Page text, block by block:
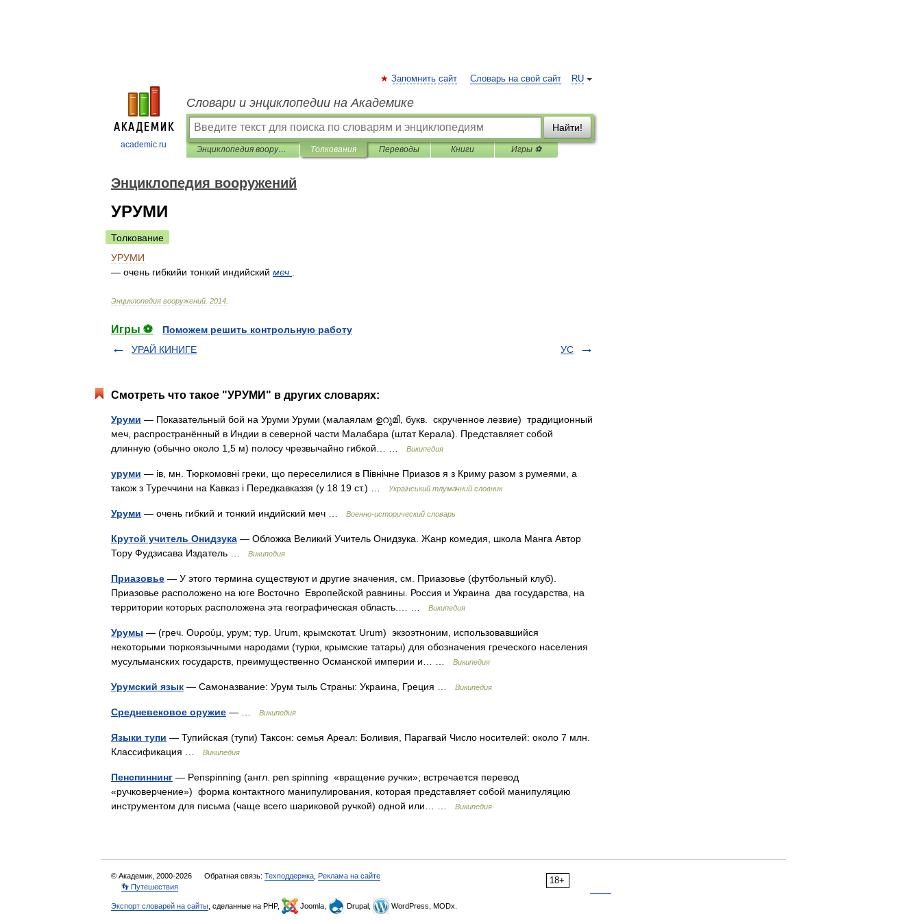
academic.ru
RU
Запомнить сайт Словарь на свой сайт
Словари и энциклопедии на Академике
Найти!
Энциклопедия вооружений Толкования Переводы Книги Игры ⚽
Энциклопедия вооружений
УРУМИ
Толкование
УРУМИ
— очень гибкийи тонкий индийский меч
Энциклопедия вооружений 2014
Игры ⚽
Поможем решить контрольную работу
УРАЙ КИНИГЕ
УС
Смотреть что такое "УРУМИ" в других словарях:
Уруми — Показательный бой на Уруми Уруми (малаялам ഉറുമി, букв. скрученное лезвие) традиционный
меч, распространённый в Индии в северной части Малабара (штат Керала). Представляет собой
длинную (обычно около 1,5 м) полосу чрезвычайно гибкой… …
Википедия
уруми — ів, мн. Тюркомовні греки, що переселилися в Північне Приазов я з Криму разом з румеями, а
також з Туреччини на Кавказ і Передкавказзя (у 18 19 ст.) …
Український тлумачний словник
Уруми — очень гибкий и тонкий индийский меч … Военно-исторический словарь
Крутой учитель Онидзука — Обложка Великий Учитель Онидзука. Жанр комедия, школа Манга Автор
Тору Фудзисава Издатель …
Википедия
Приазовье — У этого термина существуют и другие значения, см. Приазовье (футбольный клуб).
Приазовье расположено на юге Восточно Европейской равнины. Россия и Украина два государства, на
территории которых расположена эта географическая область.… …
Википедия
Урумы — (греч. Ουρούμ, урум; тур. Urum, крымскотат. Urum) экзоэтноним, использовавшийся
некоторыми тюркоязычными народами (турки, крымские татары) для обозначения греческого населения
мусульманских государств, преимущественно Османской империи и… …
Википедия
Урумский язык — Самоназвание: Урум тыль Страны: Украина, Греция … Википедия
Средневековое оружие — … Википедия
Языки тупи — Тупийская (тупи) Таксон: семья Ареал: Боливия, Парагвай Число носителей: около 7 млн.
Классификация …
Википедия
Пенспиннинг — Penspinning (англ. pen spinning «вращение ручки»; встречается перевод
«ручковерчение») форма контактного манипулирования, которая представляет собой манипуляцию
инструментом для письма (чаще всего шариковой ручкой) одной или… …
Википедия
18+
© Академик, 2000-2026 Обратная связь: Техподдержка Реклама на сайте
👣 Путешествия
Экспорт словарей на сайты , сделанные на PHP, Joomla, Drupal, WordPress, MODx.